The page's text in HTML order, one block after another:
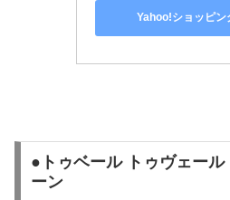
Yahoo!ショッピン
●トゥベール トゥヴェール
ーン